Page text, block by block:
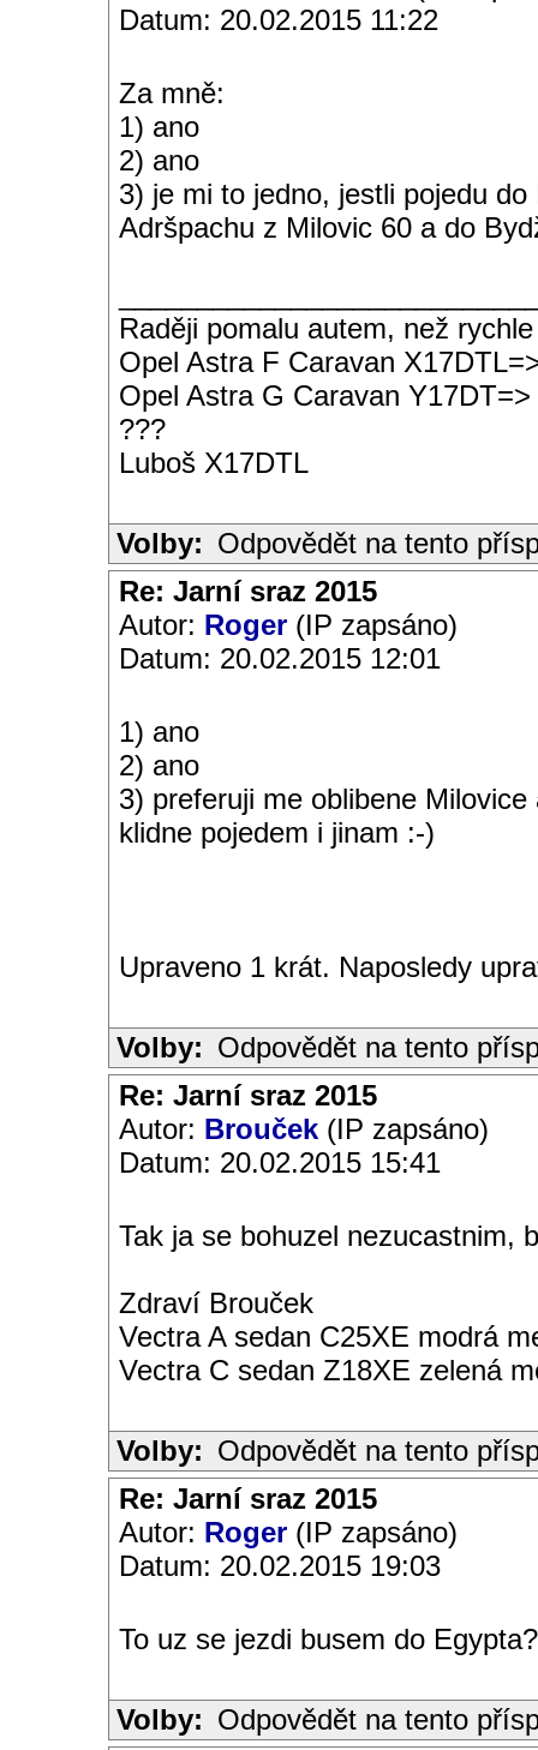
Datum: 20.02.2015 11:22
Za mně:
1) ano
2) ano
3) je mi to jedno, jestli pojedu
Adršpachu z Milovic 60 a do
Raději pomalu autem, než
Opel Astra F Caravan
Opel Astra G Caravan Y17DT=>
???
Luboš X17DTL
Volby: Odpovědět na tento
Re: Jarní sraz 2015
Autor: Roger (IP zapsáno)
Datum: 20.02.2015 12:01
1) ano
2) ano
3) preferuji me oblibene
klidne pojedem i jinam :-)
Upraveno 1 krát. Naposledy
Volby: Odpovědět na tento
Re: Jarní sraz 2015
Autor: Brouček (IP zapsáno)
Datum: 20.02.2015 15:41
Tak ja se bohuzel nezucastnim,
Zdraví Brouček
Vectra A sedan C25XE modrá
Vectra C sedan Z18XE zelená
Volby: Odpovědět na tento
Re: Jarní sraz 2015
Autor: Roger (IP zapsáno)
Datum: 20.02.2015 19:03
To uz se jezdi busem do
Volby: Odpovědět na tento